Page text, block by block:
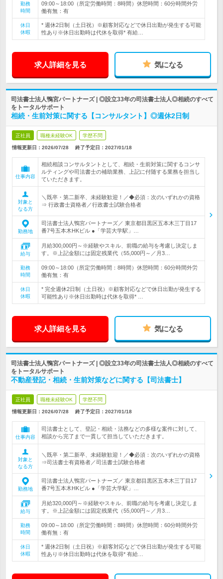
勤務
時間
09:00～18:00（所定労働時間：8時間）休憩時間：60分時間外労
働有無：有
休日
休暇
* 週休2日制（土日祝）※顧客対応などで休日出勤が発生する可能
性あり※休日出勤時は代休を取得* 有給…
求人詳細を見る 気になる
司法書士法人鴨宮パートナーズ | ◎設立33年の司法書士法人◎相続のすべて
をトータルサポート
相続・生前対策に関する【コンサルタント】◎週休2日制
正社員 職種未経験OK 学歴不問
情報更新日：2026/07/28 終了予定日： 2027/01/18
仕事内容
相続相談コンサルタントとして、相続・生前対策に関するコンサ
ルティングや司法書士の補助業務、上記に付随する業務を担当し
ていただきます。
対象と
なる方
＼既卒・第二新卒、未経験歓迎！／◆必須：次のいずれかの資格
⇒ 行政書士資格者／行政書士試験合格者
勤務地
司法書士法人鴨宮パートナーズ／ 東京都目黒区五本木三丁目17
番7号五本木HKビル ●「学芸大学駅」…
給与
月給300,000円～※経験やスキル、前職の給与を考慮し決定しま
す。※上記金額には固定残業代（55,000円～／月3…
勤務
時間
09:00～18:00（所定労働時間：8時間）休憩時間：60分時間外労
働有無：有
休日
休暇
* 完全週休2日制（土日祝）※顧客対応などで休日出勤が発生する
可能性あり※休日出勤時は代休を取得* …
求人詳細を見る 気になる
司法書士法人鴨宮パートナーズ | ◎設立33年の司法書士法人◎相続のすべて
をトータルサポート
不動産登記・相続・生前対策などに関する【司法書士】
正社員 職種未経験OK 学歴不問
情報更新日：2026/07/28 終了予定日： 2027/01/18
仕事内容
司法書士として、登記・相続・法務などの多様な案件に対して、
相談から完了まで一貫して担当していただきます。
対象と
なる方
＼既卒・第二新卒、未経験歓迎！／◆必須：次のいずれかの資格
⇒司法書士有資格者／司法書士試験合格者
勤務地
司法書士法人鴨宮パートナーズ／ 東京都目黒区五本木三丁目17
番7号五本木HKビル ●「学芸大学駅」…
給与
月給320,000円～※経験やスキル、前職の給与を考慮し決定しま
す。※上記金額には固定残業代（55,000円～／月3…
勤務
時間
09:00～18:00（所定労働時間：8時間）休憩時間：60分時間外労
働有無：有
休日
休暇
* 週休2日制（土日祝）※顧客対応などで休日出勤が発生する可能
性あり※休日出勤時は代休を取得* 有給…